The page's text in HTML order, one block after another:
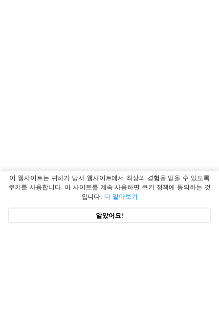
이 웹사이트는 귀하가 당사 웹사이트에서 최상의 경험을 얻을 수 있도록
쿠키를 사용합니다. 이 사이트를 계속 사용하면 쿠키 정책에 동의하는 것
입니다. 더 알아보기
알았어요!